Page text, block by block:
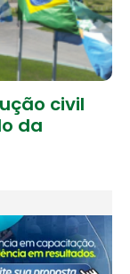
civil
da